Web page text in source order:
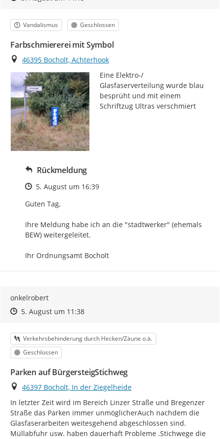
Kategorie
Vandalismus Status
Geschlossen
Farbschmiererei mit Symbol
Ort
46395 Bocholt, Achterhook
Eine Elektro-/
Glasfaserverteilung wurde blau
besprüht und mit einem
Schriftzug Ultras verschmiert
Rückmeldung
Zeitpunkt des Erstellens
5. August um 16:39
Guten Tag,
Ihre Meldung habe ich an die "stadtwerker" (ehemals
BEW) weitergeleitet.
Ihr Ordnungsamt Bocholt
onkelrobert
Zeitpunkt des Erstellens
Zeitpunkt des Erstellens
5. August um 11:38Zur Äußerung
Kategorie
Verkehrsbehinderung durch Hecken/Zäune o.ä.
Status
Geschlossen
Parken auf BürgersteigStichweg
Ort
46397 Bocholt, In der Ziegelheide
In letzter Zeit wird im Bereich Linzer Straße und Bregenzer
Straße das Parken immer unmöglicherAuch nachdem die
Glasfaserarbeiten weitesgehend abgeschlossen sind.
Müllabfuhr usw. haben dauerhaft Probleme .Stichwege die